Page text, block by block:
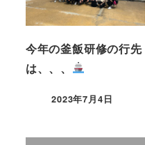
今年の釜飯研修の行先
は、、、
2023年7月4日